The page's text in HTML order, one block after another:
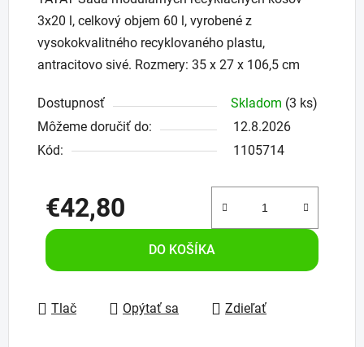
3x20 l, celkový objem 60 l, vyrobené z
vysokokvalitného recyklovaného plastu,
antracitovo sivé. Rozmery: 35 x 27 x 106,5 cm
Dostupnosť Skladom (3 ks)
Môžeme doručiť do:
12.8.2026
Kód:
1105714
€42,80
Jednotková cena:
DO KOŠÍKA
Tlač Opýtať sa Zdieľať